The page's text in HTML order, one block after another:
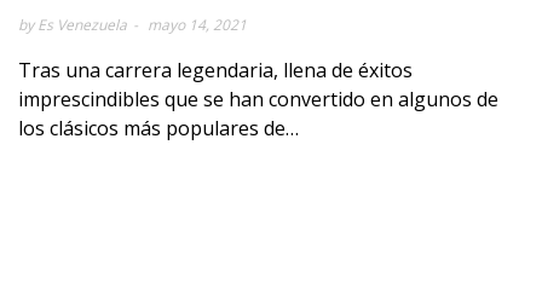
by Es Venezuela mayo 14, 2021
Tras una carrera legendaria, llena de éxitos
imprescindibles que se han convertido en algunos de
los clásicos más populares de…